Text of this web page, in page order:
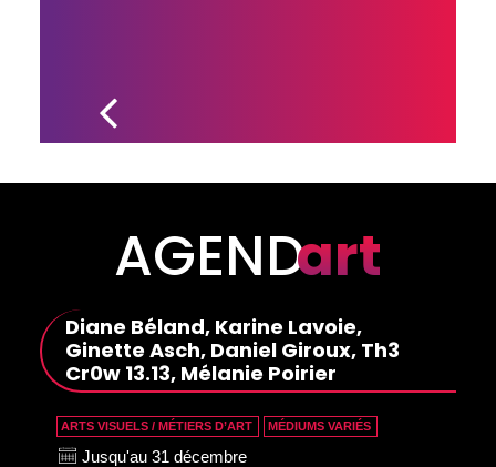
DE
BÉLIL
AGENDart
Diane Béland, Karine Lavoie,
Ginette Asch, Daniel Giroux, Th3
Cr0w 13.13, Mélanie Poirier
ARTS VISUELS / MÉTIERS D’ART MÉDIUMS VARIÉS
Jusqu'au 31 décembre